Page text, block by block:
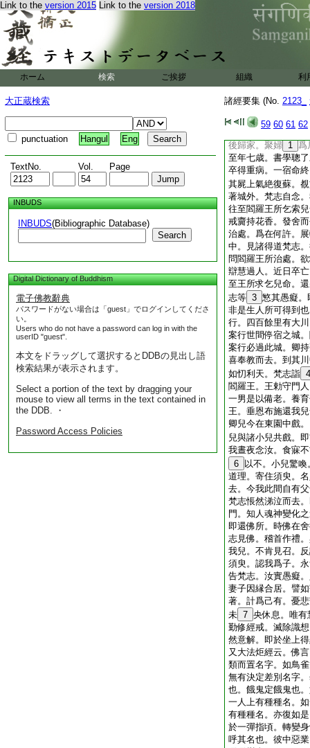
Link to the version 2015 Link to the version 2018
ホーム 検索 ご挨拶 組織 利
大正蔵検索
punctuation Hangul Eng
TextNo. Vol. Page
INBUDS
INBUDS(Bibliographic Database)
Search
Digital Dictionary of Buddhism
電子佛教辭典
パスワードがない場合は「guest」でログインしてくださ
い。
Users who do not have a password can log in with the
userID "guest".
本文をドラッグして選択するとDDBの見出し語
検索結果が表示されます。
Select a portion of the text by dragging your
mouse to view all terms in the text contained in
the DDB. ・
Password Access Policies
諸經要集 (No. 2123_
59 60 61 62
一旦命終。是故我
哉世尊。願爲我等
已後。更不復受如
者父母宗親知識。
復念是恩愛之縛。
者何。於諸世間無
衆。佛所説法即是
又法句喩經云。昔
至六十不能得道。
後歸家。聚婦 1 爲
至年七歳。書學聰
卒得重病。一宿命
其屍上氣絶復蘇。
著城外。梵志自念
往至閻羅王所乞索
戒齎持花香。發舍
治處。爲在何許。
中。見諸得道梵志
問閻羅王所治處。
辯慧過人。近日卒
至王所求乞兒命。
志等 3 慜其愚癡。
非是生人所可得到
行。四百餘里有大
案行世間停宿之城
案行必過此城。卿
喜奉教而去。到其
如忉利天。梵志詣 4
閻羅王。王勅守門
一男是以備老。養
王。垂恩布施還我
卿兒今在東園中戲
兒與諸小兒共戲。
我晝夜念汝。食寐
6
以不。小兒驚
道理。寄住須臾。
去。今我此間自有
梵志悵然涕泣而去
門。知人魂神變化
即還佛所。時佛在
志見佛。稽首作禮
我兒。不肯見召。
須臾。認我爲子。
告梵志。汝實愚癡
妻子因縁合居。譬
著。計爲己有。憂
未 7 央休息。唯有
勤修經戒。滅除識
然意解。即於坐上
又大法炬經云。佛
類而置名字。如鳥
無有決定差別名字
也。餓鬼定餓鬼也
一人上有種種名。
有種種名。亦復如
於一彈指頃。轉變
呼其名也。彼中惡